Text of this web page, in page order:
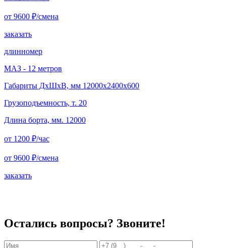
от 9600 ₽/смена
заказать
длинномер
МАЗ - 12 метров
Габариты ДхШхВ, мм 12000x2400x600
Грузоподъемность, т. 20
Длина борта, мм. 12000
от 1200 ₽/час
от 9600 ₽/смена
заказать
Остались вопросы? Звоните!